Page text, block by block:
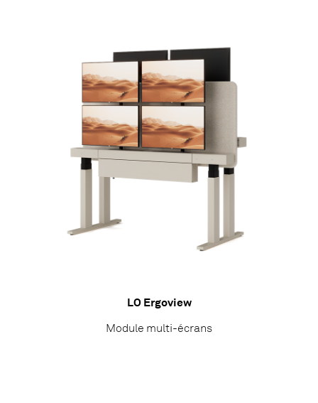
LO Ergoview
Module multi-écrans